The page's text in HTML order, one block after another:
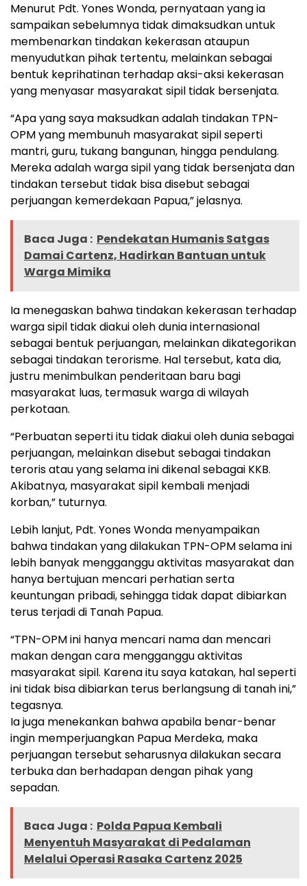
Menurut Pdt. Yones Wonda, pernyataan yang ia
sampaikan sebelumnya tidak dimaksudkan untuk
membenarkan tindakan kekerasan ataupun
menyudutkan pihak tertentu, melainkan sebagai
bentuk keprihatinan terhadap aksi-aksi kekerasan
yang menyasar masyarakat sipil tidak bersenjata.
“Apa yang saya maksudkan adalah tindakan TPN-
OPM yang membunuh masyarakat sipil seperti
mantri, guru, tukang bangunan, hingga pendulang.
Mereka adalah warga sipil yang tidak bersenjata dan
tindakan tersebut tidak bisa disebut sebagai
perjuangan kemerdekaan Papua,” jelasnya.
Baca Juga : Pendekatan Humanis Satgas
Damai Cartenz, Hadirkan Bantuan untuk
Warga Mimika
Ia menegaskan bahwa tindakan kekerasan terhadap
warga sipil tidak diakui oleh dunia internasional
sebagai bentuk perjuangan, melainkan dikategorikan
sebagai tindakan terorisme. Hal tersebut, kata dia,
justru menimbulkan penderitaan baru bagi
masyarakat luas, termasuk warga di wilayah
perkotaan.
“Perbuatan seperti itu tidak diakui oleh dunia sebagai
perjuangan, melainkan disebut sebagai tindakan
teroris atau yang selama ini dikenal sebagai KKB.
Akibatnya, masyarakat sipil kembali menjadi
korban,” tuturnya.
Lebih lanjut, Pdt. Yones Wonda menyampaikan
bahwa tindakan yang dilakukan TPN-OPM selama ini
lebih banyak mengganggu aktivitas masyarakat dan
hanya bertujuan mencari perhatian serta
keuntungan pribadi, sehingga tidak dapat dibiarkan
terus terjadi di Tanah Papua.
“TPN-OPM ini hanya mencari nama dan mencari
makan dengan cara mengganggu aktivitas
masyarakat sipil. Karena itu saya katakan, hal seperti
ini tidak bisa dibiarkan terus berlangsung di tanah ini,”
tegasnya.
Ia juga menekankan bahwa apabila benar-benar
ingin memperjuangkan Papua Merdeka, maka
perjuangan tersebut seharusnya dilakukan secara
terbuka dan berhadapan dengan pihak yang
sepadan.
Baca Juga : Polda Papua Kembali
Menyentuh Masyarakat di Pedalaman
Melalui Operasi Rasaka Cartenz 2025